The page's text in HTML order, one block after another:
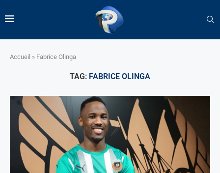
Accueil » Fabrice Olinga
TAG: FABRICE OLINGA